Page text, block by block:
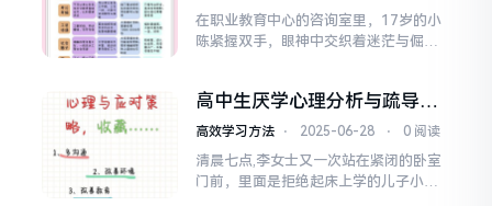
在职业教育中心的咨询室里，17岁的小
陈紧握双手，眼神中交织着迷茫与倔
教育部数据显示，我国每年有数十万高
中生因各种原因中断学业，在传统观念
耕教育领域二十年的专家，我必须指
出：人生的赛道从来不止...
高中生厌学心理分析与疏导策
略，当孩子说不想上学了
高效学习方法 ⋅ 2025-06-28 ⋅ 0 阅读
清晨七点,李女士又一次站在紧闭的卧室
门前，里面是拒绝起床上学的儿子小